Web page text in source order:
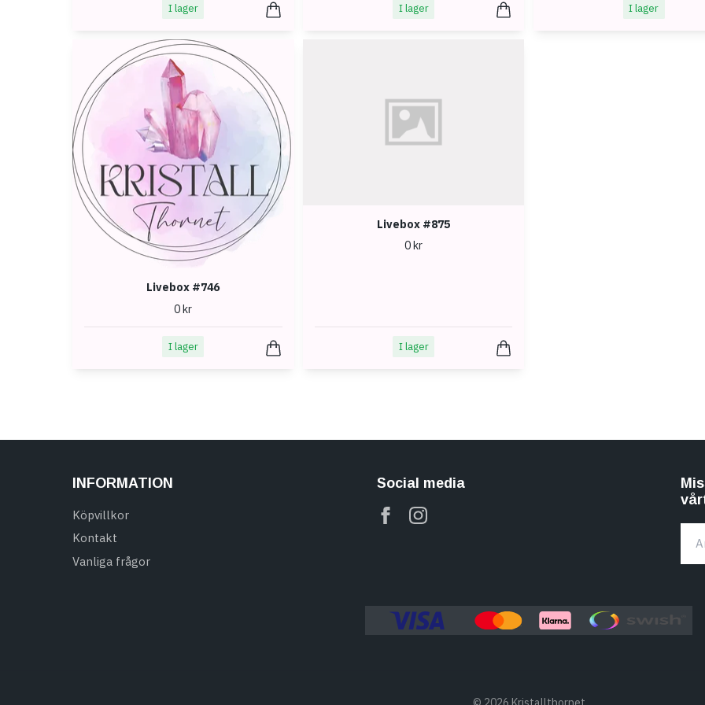
I lager I lager I lager
Livebox #746
0 kr
I lager
Livebox #875
0 kr
I lager
INFORMATION
Köpvillkor
Kontakt
Vanliga frågor
Social media